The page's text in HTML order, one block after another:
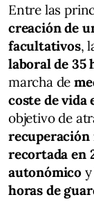
Entre las
creación de
facultativos,
laboral de 35
marcha de
coste de vida
objetivo de
recuperación
recortada en
autonómico y
horas de